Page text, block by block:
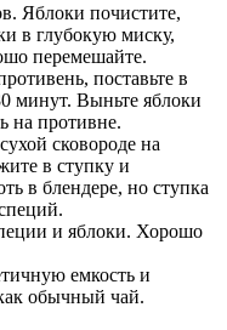
Яблоки почистите,
в глубокую миску,
перемешайте.
поставьте в
минут. Выньте яблоки
на противне.
сковороде на
в ступку и
в блендере, но ступка
и яблоки. Хорошо
емкость и
обычный чай.